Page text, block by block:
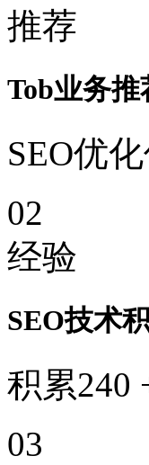
推荐
Tob业务
SEO优
02
经验
SEO技术
积累240
03